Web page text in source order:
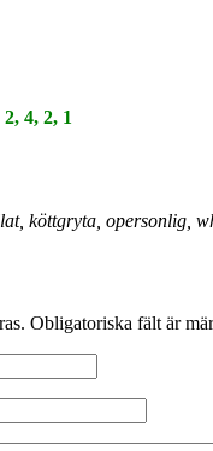
4, 2, 1
köttgryta, opersonlig,
Obligatoriska fält är